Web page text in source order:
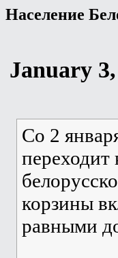
Население
January
Со 2
переходит
корзины
равными